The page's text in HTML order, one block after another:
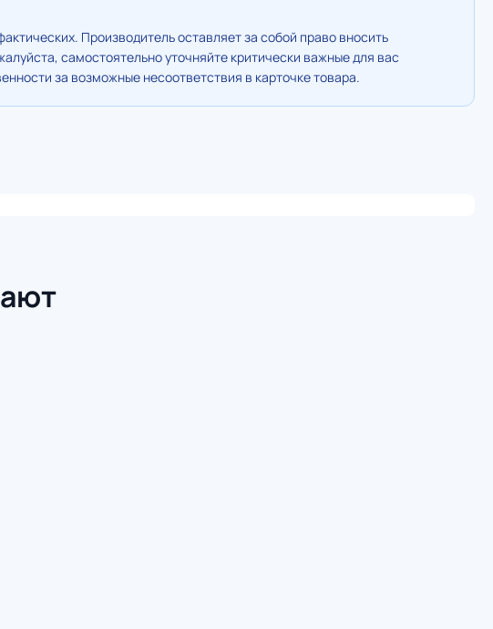
Производитель оставляет за собой право вносить
самостоятельно уточняйте критически важные для вас
за возможные несоответствия в карточке товара.